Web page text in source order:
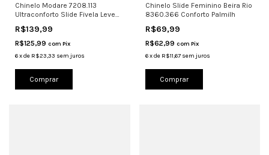
Chinelo Modare 7208.113
Ultraconforto Slide Fivela Leve
R$139,99
R$125,99 com Pix
6xde R$23,33 sem juros
Comprar
Chinelo Slide Feminino Beira Rio
8360.366 Conforto Palmilh
R$69,99
R$62,99 com Pix
6 xde R$11,67 sem juros
Comprar